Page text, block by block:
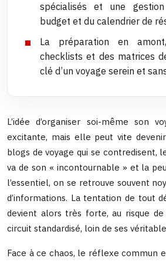
spécialisés et une
budget et du calendrier de
La préparation en
checklists et des matrices
clé d’un voyage serein et
L’idée d’organiser soi-même son
excitante, mais elle peut vite
blogs de voyage qui se contredisent,
va de son « incontournable » et la
l’essentiel, on se retrouve souvent
d’informations. La tentation de tout
devient alors très forte, au risque
circuit standardisé, loin de ses
Face à ce chaos, le réflexe commun